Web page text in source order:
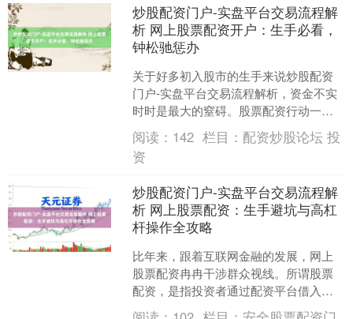
炒股配资门户-实盘平台交易流程解
析 网上股票配资开户：生手必看，
钟松驰惩办
关于好多初入股市的生手来说炒股配资
门户-实盘平台交易流程解析，资金不实
时时是最大的窒碍。股票配资行动一种
放大资金的款式，正被越来越多投资者
温煦。但是，网上配资开....
阅读： 142 栏目： 配资炒股论坛 投
资
炒股配资门户-实盘平台交易流程解
析 网上股票配资：生手避坑与高杠
杆操作全攻略
比年来，跟着互联网金融的发展，网上
股票配资冉冉干涉群众视线。所谓股票
配资，是指投资者通过配资平台借入资
金进行股票往来，以放大收益的一种操